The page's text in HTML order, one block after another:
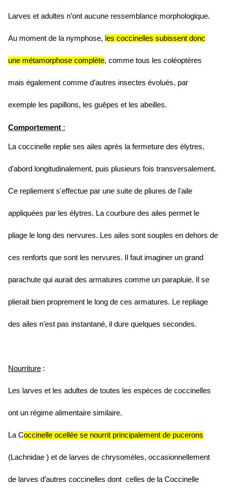
Larves et adultes n’ont aucune ressemblance morphologique.
Au moment de la nymphose, l es coccinelles subissent donc
une métamorphose complète, comme tous les coléoptères
mais également comme d’autres insectes évolués, par
exemple les papillons, les guêpes et les abeilles.
Comportement :
La coccinelle replie ses ailes après la fermeture des élytres,
d'abord longitudinalement, puis plusieurs fois transversalement.
Ce repliement s'effectue par une suite de pliures de l'aile
appliquées par les élytres. La courbure des ailes permet le
pliage le long des nervures. Les ailes sont souples en dehors de
ces renforts que sont les nervures. Il faut imaginer un grand
parachute qui aurait des armatures comme un parapluie. Il se
plierait bien proprement le long de ces armatures. Le repliage
des ailes n’est pas instantané, il dure quelques secondes.
Nourriture :
Les larves et les adultes de toutes les espèces de coccinelles
ont un régime alimentaire similaire.
La Coccinelle ocellée se nourrit principalement de pucerons
(Lachnidae ) et de larves de chrysomèles, occasionnellement
de larves d’autres coccinelles dont celles de la Coccinelle